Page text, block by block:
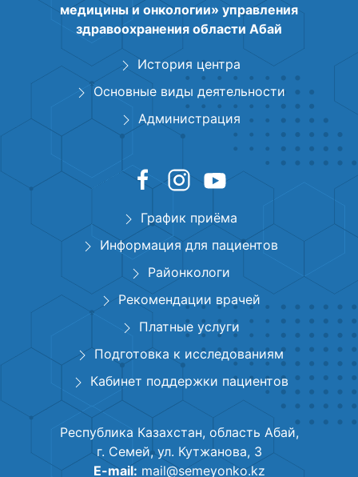
медицины и онкологии» управления
здравоохранения области Абай
История центра
Основные виды деятельности
Администрация
График приёма
Информация для пациентов
Районкологи
Рекомендации врачей
Платные услуги
Подготовка к исследованиям
Кабинет поддержки пациентов
Республика Казахстан, область Абай,
г. Семей, ул. Кутжанова, 3
E-mail: mail@semeyonko.kz